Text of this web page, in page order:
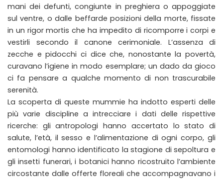
mani dei defunti, congiunte in preghiera o appoggiate
sul ventre, o dalle beffarde posizioni della morte, fissate
in un rigor mortis che ha impedito di ricomporre i corpi e
vestirli secondo il canone cerimoniale. L’assenza di
zecche e pidocchi ci dice che, nonostante la povertà,
curavano l’igiene in modo esemplare; un dado da gioco
ci fa pensare a qualche momento di non trascurabile
serenità.
La scoperta di queste mummie ha indotto esperti delle
più varie discipline a intrecciare i dati delle rispettive
ricerche: gli antropologi hanno accertato lo stato di
salute, l’età, il sesso e l’alimentazione di ogni corpo, gli
entomologi hanno identificato la stagione di sepoltura e
gli insetti funerari, i botanici hanno ricostruito l’ambiente
circostante dalle offerte floreali che accompagnavano i